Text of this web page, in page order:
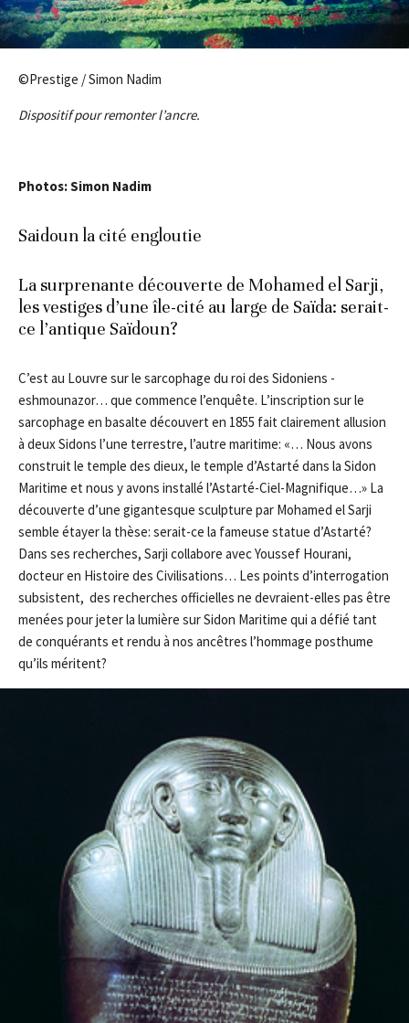
©Prestige / Simon Nadim
Dispositif pour remonter l’ancre.
Photos: Simon Nadim
Saidoun la cité engloutie
La surprenante découverte de Mohamed el Sarji,
les vestiges d’une île-cité au large de Saïda: serait-
ce l’antique Saïdoun?
C’est au Louvre sur le sarcophage du roi des Sidoniens ­
eshmounazor… que commence l’enquête. L’inscription sur le
sarcophage en basalte découvert en 1855 fait clairement allusion
à deux Sidons l’une terrestre, l’autre maritime: «… Nous avons
construit le temple des dieux, le temple d’Astarté dans la Sidon
Maritime et nous y avons installé l’Astarté-Ciel-Magnifique…» La
découverte d’une gigantesque sculpture par Mohamed el Sarji
semble étayer la thèse: serait-ce la fameuse statue d’Astarté?
Dans ses recherches, Sarji collabore avec Youssef Hourani,
docteur en Histoire des Civilisations… Les points d’interrogation
subsistent, des recherches officielles ne devraient-elles pas être
menées pour jeter la lumière sur Sidon Maritime qui a défié tant
de conquérants et rendu à nos ancêtres l’hommage posthume
qu’ils méritent?